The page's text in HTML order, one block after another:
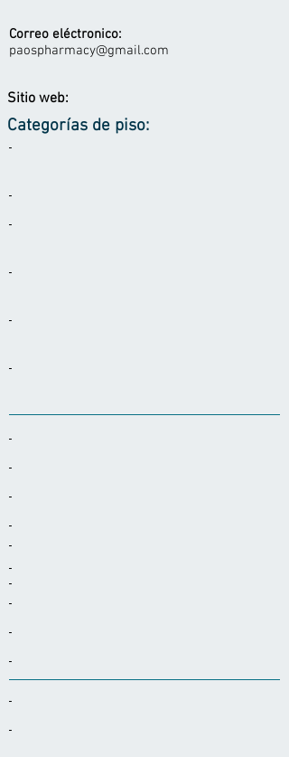
Correo eléctronico:
paospharmacy@gmail.com
Sitio web:
Categorías de piso:
-
-
-
-
-
-
-
-
-
-
-
-
-
-
-
-
-
-